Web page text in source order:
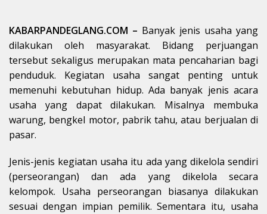
KABARPANDEGLANG.COM – Banyak jenis usaha yang
dilakukan oleh masyarakat. Bidang perjuangan
tersebut sekaligus merupakan mata pencaharian bagi
penduduk. Kegiatan usaha sangat penting untuk
memenuhi kebutuhan hidup. Ada banyak jenis acara
usaha yang dapat dilakukan. Misalnya membuka
warung, bengkel motor, pabrik tahu, atau berjualan di
pasar.
Jenis-jenis kegiatan usaha itu ada yang dikelola sendiri
(perseorangan) dan ada yang dikelola secara
kelompok. Usaha perseorangan biasanya dilakukan
sesuai dengan impian pemilik. Sementara itu, usaha